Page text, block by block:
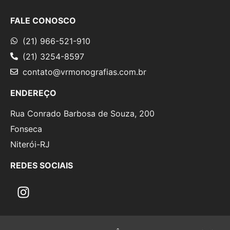
FALE CONOSCO
(21) 966-521-910
(21) 3254-8597
contato@vrmonografias.com.br
ENDEREÇO
Rua Conrado Barbosa de Souza, 200
Fonseca
Niterói-RJ
REDES SOCIAIS